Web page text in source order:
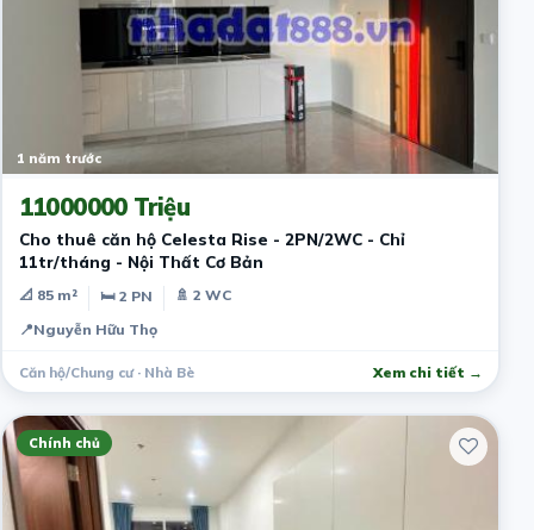
1 năm trước
11000000 Triệu
Cho thuê căn hộ Celesta Rise - 2PN/2WC - Chỉ
11tr/tháng - Nội Thất Cơ Bản
📐 85 m² 🛏 2 PN
🚿 2 WC
📍Nguyễn Hữu Thọ
Căn hộ/Chung cư · Nhà Bè Xem chi tiết →
Chính chủ